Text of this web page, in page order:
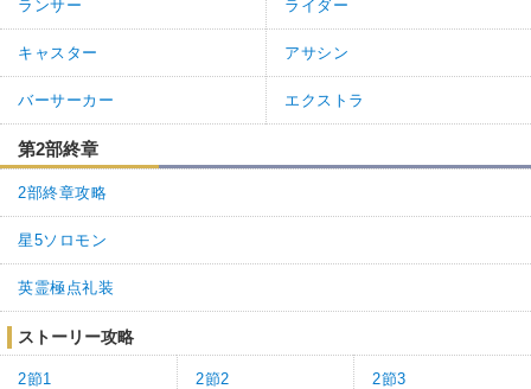
ランサー ライダー
キャスター アサシン
バーサーカー エクストラ
第2部終章
2部終章攻略
星5ソロモン
英霊極点礼装
ストーリー攻略
2節1 2節2 2節3